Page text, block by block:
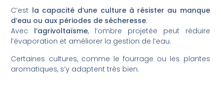
C’est la capacité d’une culture à résister au manque
d’eau ou aux périodes de sécheresse.
Avec l’agrivoltaïsme, l’ombre projetée peut réduire
l’évaporation et améliorer la gestion de l’eau.
Certaines cultures, comme le fourrage ou les plantes
aromatiques, s’y adaptent très bien.